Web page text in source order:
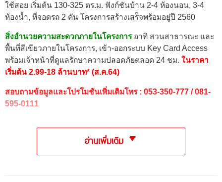
ใช้สอย เริ่มต้น 130-325 ตร.ม. ฟังก์ชันบ้าน 2-4 ห้องนอน, 3-4
ห้องน้ำ, ที่จอดรถ 2 คัน โครงการสร้างเสร็จพร้อมอยู่ปี 2560
สิ่งอำนวยความสะดวกภายในโครงการ อาทิ สวนสาธารณะ และ
พื้นที่สีเขียวภายในโครงการ, เข้า-ออกระบบ Key Card Access
พร้อมเจ้าหน้าที่ดูแลรักษาความปลอดภัยตลอด 24 ชม. ในราคา
เริ่มต้น 2.99-18 ล้านบาท* (ส.ค.64)
สอบถามข้อมูลและโปรโมชันเพิ่มเติมโทร : 053-350-777 / 081-
595-0111
อ่านเพิ่มเติม